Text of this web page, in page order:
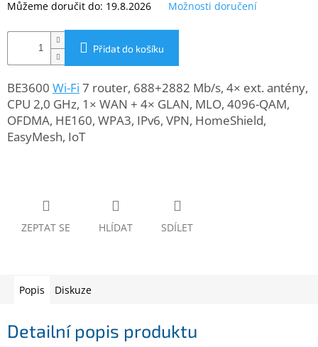
www.inpraise.cz
Gaming
a
tablety
Cyklo
a
zahrada
Počítače
Můžeme doručit do: 19.8.2026 Možnosti doručení
Přidat do košíku
BE3600 Wi-Fi 7 router, 688+2882 Mb/s, 4× ext. antény,
CPU 2,0 GHz, 1× WAN + 4× GLAN, MLO, 4096-QAM,
OFDMA, HE160, WPA3, IPv6, VPN, HomeShield,
EasyMesh, IoT
ZEPTAT SE HLÍDAT SDÍLET
Popis Diskuze
Detailní popis produktu